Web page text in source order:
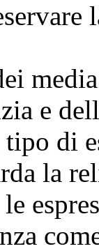
e
di
la